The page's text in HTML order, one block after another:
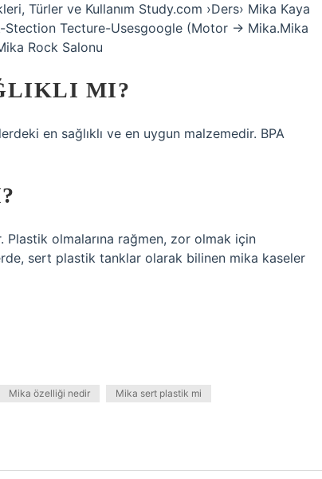
Türler ve Kullanım Study.com ›Ders› Mika Kaya
Stection Tecture-Usesgoogle (Motor → Mika.Mika
Rock Salonu
MI?
en sağlıklı ve en uygun malzemedir. BPA
Plastik olmalarına rağmen, zor olmak için
sert plastik tanklar olarak bilinen mika kaseler
Mika özelliği nedir Mika sert plastik mi